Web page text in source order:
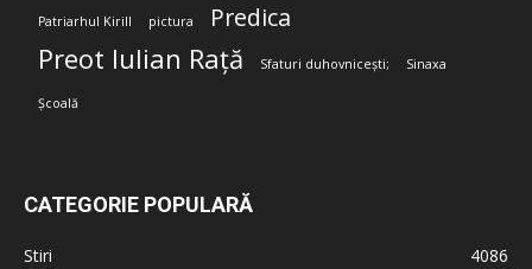
Patriarhul Kirill pictura Predica
Preot Iulian Rață Sfaturi duhovnicești; Sinaxa
Școală
CATEGORIE POPULARĂ
Stiri
4086